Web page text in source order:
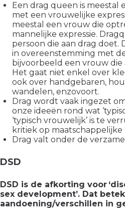
Een drag queen is meestal
met een vrouwelijke
meestal een vrouw die
mannelijke expressie.
persoon die aan drag doet.
in overeenstemming met
bijvoorbeeld een vrouw
Het gaat niet enkel over
ook over handgebaren,
wandelen, enzovoort.
Drag wordt vaak ingezet
onze ideeën rond wat
‘typisch vrouwelijk’ is te
kritiek op
Drag valt onder de
DSD
DSD is de afkorting voor
sex development’. Dat
aandoening/verschillen in